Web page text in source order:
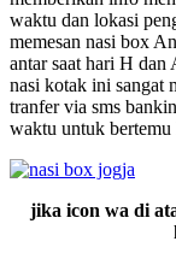
waktu dan lokasi
memesan nasi box
antar saat hari H dan
nasi kotak ini sangat
tranfer via sms
waktu untuk bertemu
jika icon wa di